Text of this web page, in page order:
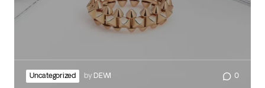
Uncategorized by DEWI 0